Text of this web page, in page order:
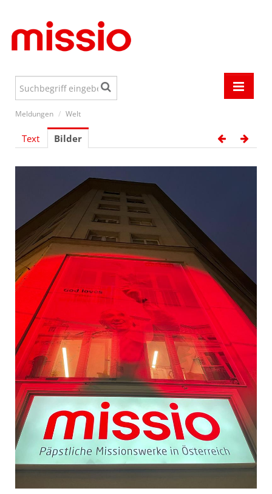
Meldungen
Events
Österreich
Aktionen
Jugend
Media
Pressekontakt
Meldungen / Welt
Text Bilder